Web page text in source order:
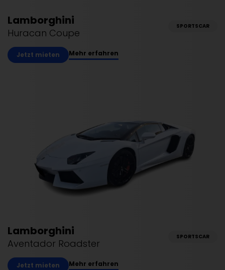
Lamborghini
Huracan Coupe
SPORTSCAR
Jetzt mieten Mehr erfahren
Lamborghini
Aventador Roadster
SPORTSCAR
Jetzt mieten Mehr erfahren